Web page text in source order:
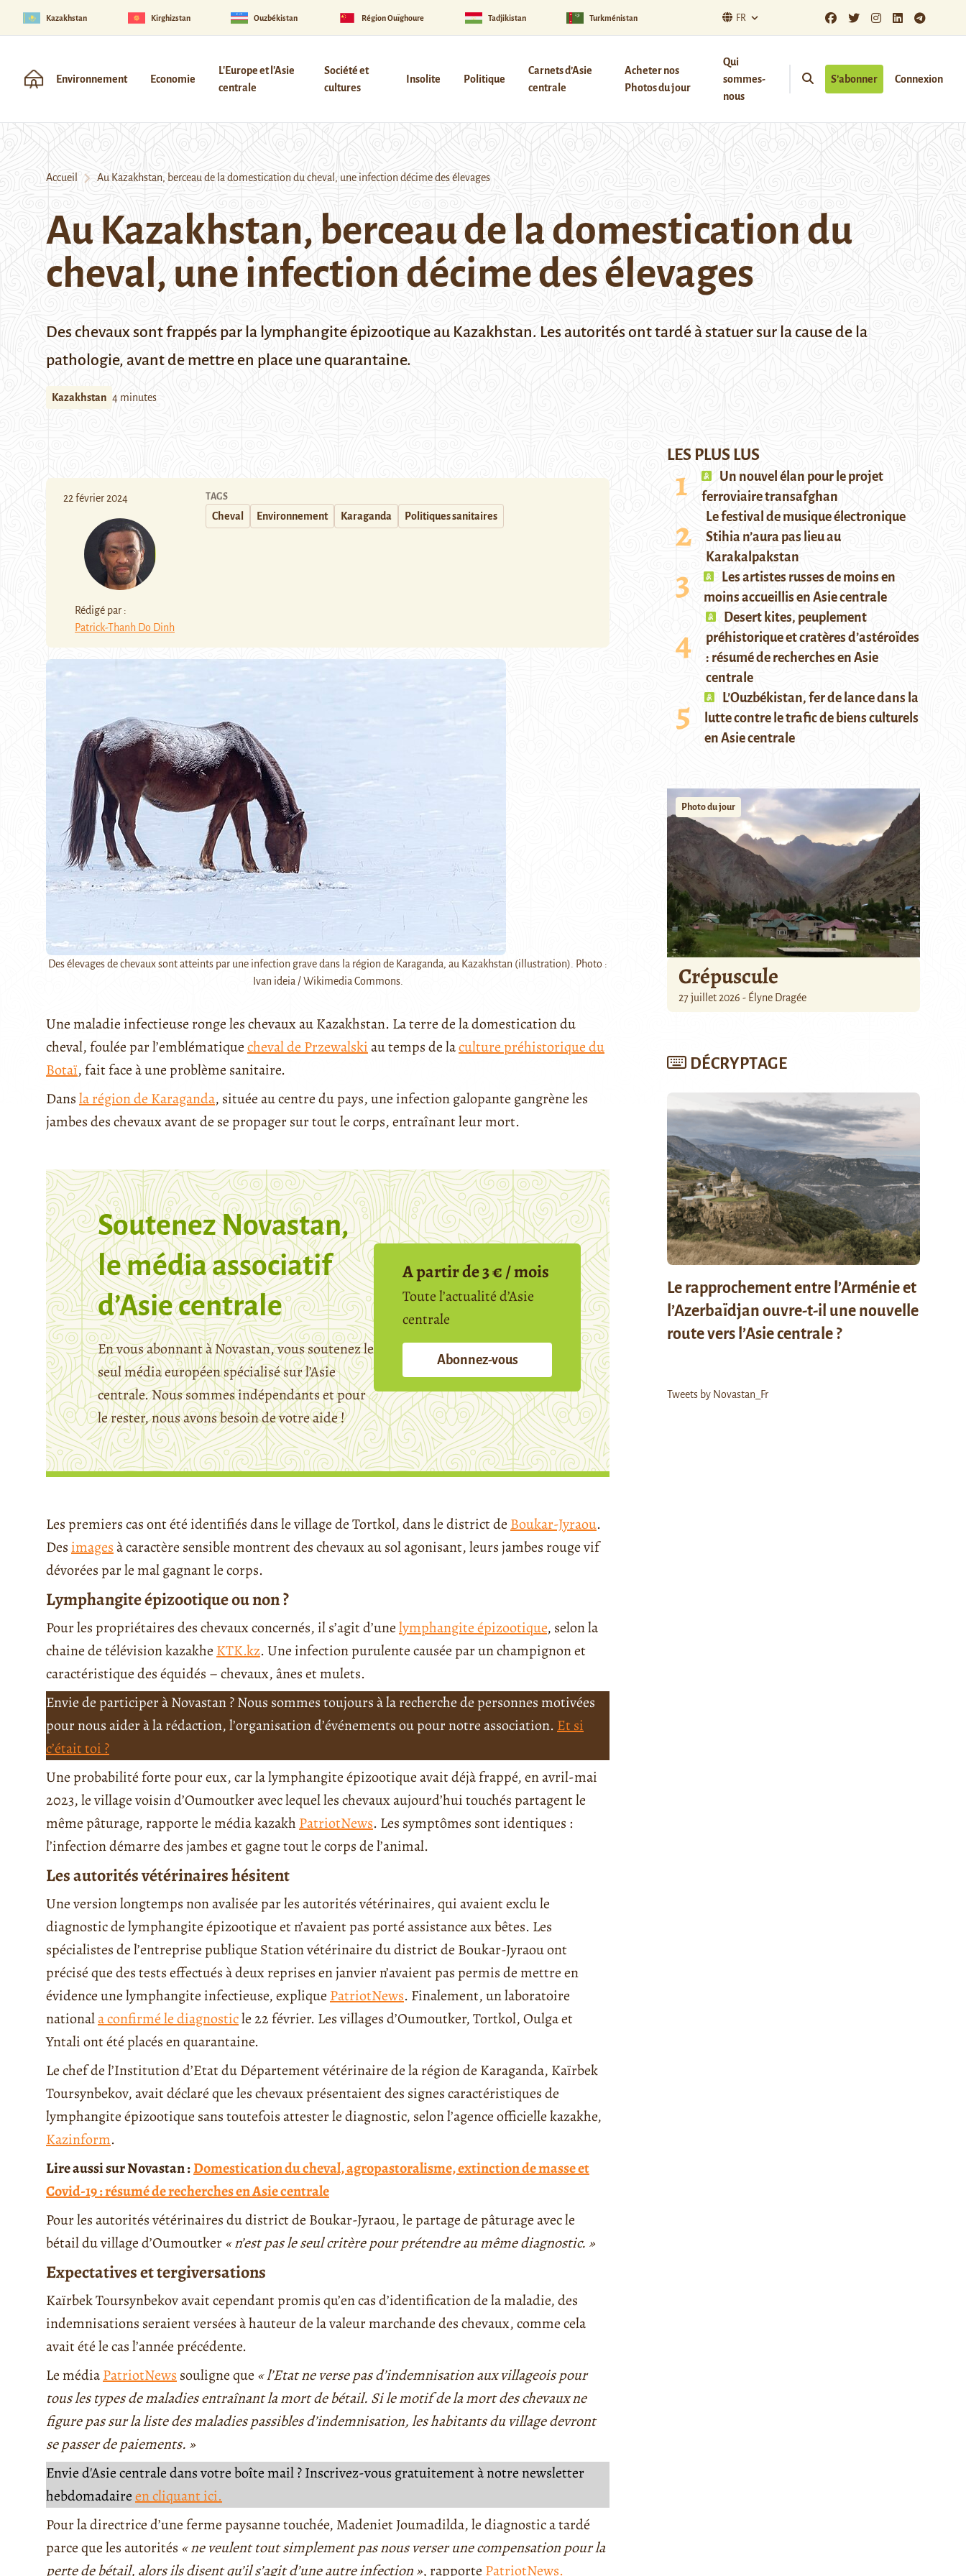
Kazakhstan Kirghizstan Ouzbékistan Région Ouïghoure Tadjikistan Turkménistan FR
Environnement Economie
L'Europe et l'Asie
centrale
Société et
cultures
Insolite Politique
Carnets d’Asie
centrale
Acheter nos
Photos du jour
Qui
sommes-
nous
S’abonner Connexion
Accueil Au Kazakhstan, berceau de la domestication du cheval, une infection décime des élevages
Au Kazakhstan, berceau de la domestication du
cheval, une infection décime des élevages
Des chevaux sont frappés par la lymphangite épizootique au Kazakhstan. Les autorités ont tardé à statuer sur la cause de la
pathologie, avant de mettre en place une quarantaine.
Kazakhstan 4 minutes
22 février 2024
Rédigé par :
Patrick-Thanh Do Dinh
TAGS
Cheval Environnement Karaganda Politiques sanitaires
Des élevages de chevaux sont atteints par une infection grave dans la région de Karaganda, au Kazakhstan (illustration). Photo :
Ivan ideia / Wikimedia Commons.
Une maladie infectieuse ronge les chevaux au Kazakhstan. La terre de la domestication du
cheval, foulée par l’emblématiquecheval de Przewalskiau temps de laculture préhistorique du
Botaï, fait face à une problème sanitaire.
Dansla région de Karaganda, située au centre du pays, une infection galopante gangrène les
jambes des chevaux avant de se propager sur tout le corps, entraînant leur mort.
Soutenez Novastan,
le média associatif
d’Asie centrale
En vous abonnant à Novastan, vous soutenez le
seul média européen spécialisé sur l’Asie
centrale. Nous sommes indépendants et pour
le rester, nous avons besoin de votre aide !
A partir de 3 € / mois
Toute l’actualité d’Asie
centrale
Abonnez-vous
Les premiers cas ont été identifiés dans le village de Tortkol, dans le district de Boukar-Jyraou.
Des imagesà caractère sensible montrent des chevaux au sol agonisant, leurs jambes rouge vif
dévorées par le mal gagnant le corps.
Lymphangite épizootique ou non ?
Pour les propriétaires des chevaux concernés, il s’agit d’unelymphangite épizootique, selon la
chaine de télévision kazakhe KTK.kz. Une infection purulente causée par un champignon et
caractéristique des équidés – chevaux, ânes et mulets.
Envie de participer à Novastan ? Nous sommes toujours à la recherche de personnes motivées
pour nous aider à la rédaction, l’organisation d’événements ou pour notre association. Et si
c’était toi ?
Une probabilité forte pour eux, car la lymphangite épizootique avait déjà frappé, en avril-mai
2023, le village voisin d’Oumoutker avec lequel les chevaux aujourd’hui touchés partagent le
même pâturage, rapporte le média kazakh PatriotNews. Les symptômes sont identiques :
l’infection démarre des jambes et gagne tout le corps de l’animal.
Les autorités vétérinaires hésitent
Une version longtemps non avalisée par les autorités vétérinaires, qui avaient exclu le
diagnostic de lymphangite épizootique et n’avaient pas porté assistance aux bêtes. Les
spécialistes de l’entreprise publique Station vétérinaire du district de Boukar-Jyraou ont
précisé que des tests effectués à deux reprises en janvier n’avaient pas permis de mettre en
évidence une lymphangite infectieuse, explique PatriotNews. Finalement, un laboratoire
nationala confirmé le diagnosticle 22 février. Les villages d’Oumoutker, Tortkol, Oulga et
Yntali ont été placés en quarantaine.
Le chef de l’Institution d’Etat du Département vétérinaire de la région de Karaganda, Kaïrbek
Toursynbekov, avait déclaré que les chevaux présentaient des signes caractéristiques de
lymphangite épizootique sans toutefois attester le diagnostic, selon l’agence officielle kazakhe,
Kazinform.
Lire aussi sur Novastan :Domestication du cheval, agropastoralisme, extinction de masse et
Covid-19 : résumé de recherches en Asie centrale
Pour les autorités vétérinaires du district de Boukar-Jyraou, le partage de pâturage avec le
bétail du village d’Oumoutker« n’est pas le seul critère pour prétendre au même diagnostic. »
Expectatives et tergiversations
Kaïrbek Toursynbekov avait cependant promis qu’en cas d’identification de la maladie, des
indemnisations seraient versées à hauteur de la valeur marchande des chevaux, comme cela
avait été le cas l’année précédente.
Le médiaPatriotNews souligne que « l’Etat ne verse pas d’indemnisation aux villageois pour
tous les types de maladies entraînant la mort de bétail. Si le motif de la mort des chevaux ne
figure pas sur la liste des maladies passibles d’indemnisation, les habitants du village devront
se passer de paiements. »
Envie d'Asie centrale dans votre boîte mail ? Inscrivez-vous gratuitement à notre newsletter
hebdomadaireen cliquant ici.
Pour la directrice d’une ferme paysanne touchée, Madeniet Joumadilda, le diagnostic a tardé
parce que les autorités « ne veulent tout simplement pas nous verser une compensation pour la
perte de bétail, alors ils disent qu’il s’agit d’une autre infection », rapporte PatriotNews.
LES PLUS LUS
Un nouvel élan pour le projet
ferroviaire transafghan
Le festival de musique électronique
Stihia n’aura pas lieu au
Karakalpakstan
Les artistes russes de moins en
moins accueillis en Asie centrale
Desert kites, peuplement
préhistorique et cratères d’astéroïdes
: résumé de recherches en Asie
centrale
L’Ouzbékistan, fer de lance dans la
lutte contre le trafic de biens culturels
en Asie centrale
Photo du jour
Crépuscule
27 juillet 2026 - Élyne Dragée
DÉCRYPTAGE
Le rapprochement entre l’Arménie et
l’Azerbaïdjan ouvre-t-il une nouvelle
route vers l’Asie centrale ?
Tweets by Novastan_Fr